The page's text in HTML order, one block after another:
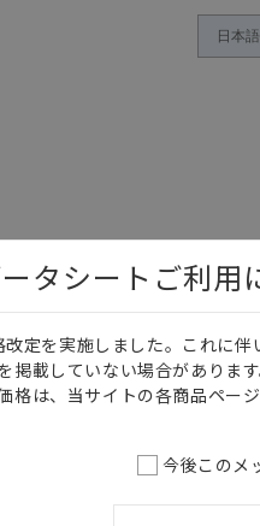
日本語
タシートご利用
定を実施しました。これに
掲載していない場合があります
格は、当サイトの各商品ペー
今後このメ